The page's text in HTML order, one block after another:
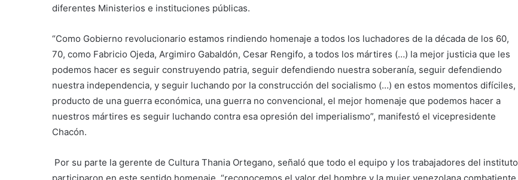
diferentes Ministerios e instituciones públicas.
“Como Gobierno revolucionario estamos rindiendo homenaje a todos los luchadores de la década de los 60,
70, como Fabricio Ojeda, Argimiro Gabaldón, Cesar Rengifo, a todos los mártires (…) la mejor justicia que les
podemos hacer es seguir construyendo patria, seguir defendiendo nuestra soberanía, seguir defendiendo
nuestra independencia, y seguir luchando por la construcción del socialismo (…) en estos momentos difíciles,
producto de una guerra económica, una guerra no convencional, el mejor homenaje que podemos hacer a
nuestros mártires es seguir luchando contra esa opresión del imperialismo”, manifestó el vicepresidente
Chacón.
Por su parte la gerente de Cultura Thania Ortegano, señaló que todo el equipo y los trabajadores del instituto
participaron en este sentido homenaje, “reconocemos el valor del hombre y la mujer venezolana combatiente